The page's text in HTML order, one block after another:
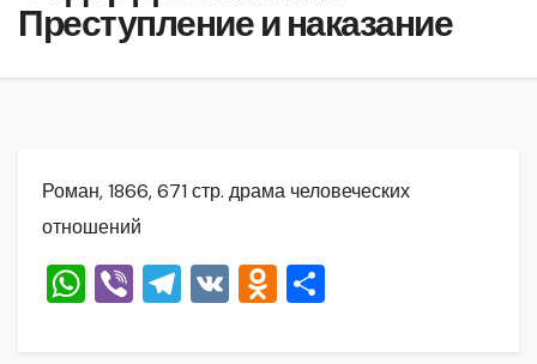
Преступление и наказание
Роман, 1866, 671 стр. драма человеческих
отношений
W Vi T V O